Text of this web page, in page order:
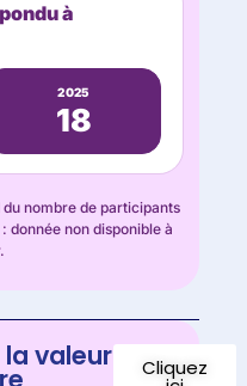
à
2025
18
nombre de participants
donnée non disponible à
valeur Cliquez